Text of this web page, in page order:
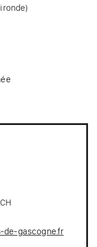
de-gascogne.fr